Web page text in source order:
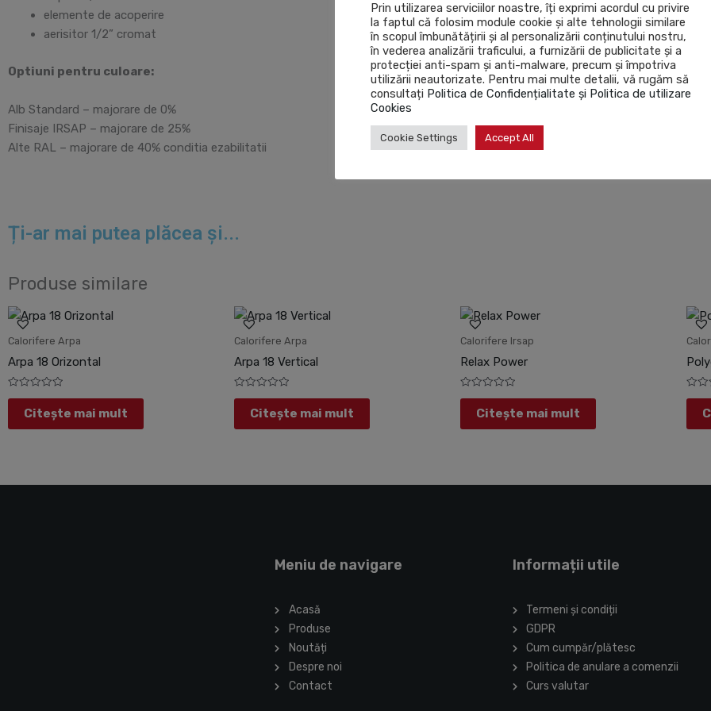
elemente de acoperire
aerisitor 1/2” cromat
Optiuni pentru culoare:
Alb Standard – majorare de 0%
Finisaje IRSAP – majorare de 25%
Alte RAL – majorare de 40% conditia ezabilitatii
Ți-ar mai putea plăcea și...
Produse similare
Calorifere Arpa
Arpa 18 Orizontal
Evaluat
din
Citește mai mult
Calorifere Arpa
Arpa 18 Vertical
Evaluat
din
Citește mai mult
Calorifere Irsap
Relax Power
Evaluat
din
Citește mai mult
din
Meniu de navigare
Acasă
Produse
Noutăți
Despre noi
Contact
Informații utile
Termeni și condiții
GDPR
Cum cumpăr/plătesc
Politica de anulare a comenzii
Curs valutar
Prin utilizarea serviciilor noastre, îți exprimi acordul cu privire
la faptul că folosim module cookie și alte tehnologii similare
în scopul îmbunătățirii și al personalizării conținutului nostru,
în vederea analizării traficului, a furnizării de publicitate și a
protecției anti-spam și anti-malware, precum și împotriva
utilizării neautorizate. Pentru mai multe detalii, vă rugăm să
consultați Politica de Confidențialitate și Politica de utilizare
Cookies
Cookie Settings Accept All